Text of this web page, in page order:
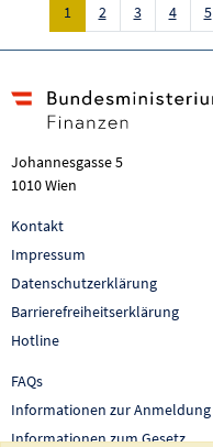
1 2 3 4 5
Johannesgasse 5
1010 Wien
Kontakt
Impressum
Datenschutzerklärung
Barrierefreiheitserklärung
Hotline
FAQs
Informationen zur Anmeldung
Informationen zum Gesetz